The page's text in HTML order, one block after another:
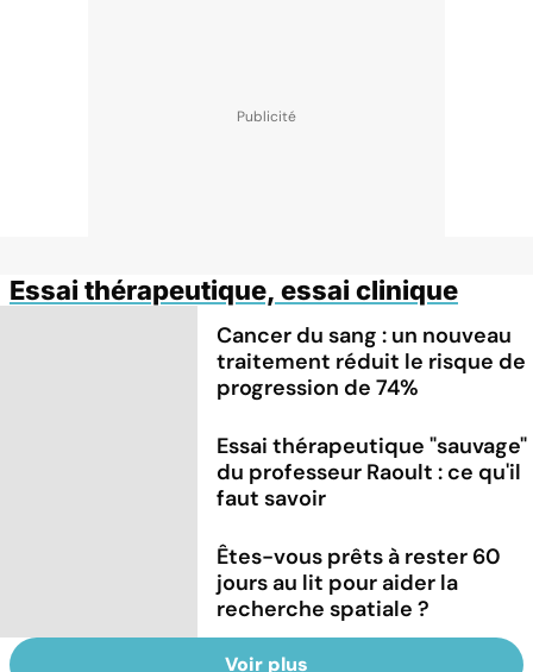
Essai thérapeutique, essai clinique
Cancer du sang : un nouveau
traitement réduit le risque de
progression de 74%
Essai thérapeutique "sauvage"
du professeur Raoult : ce qu'il
faut savoir
Êtes-vous prêts à rester 60
jours au lit pour aider la
recherche spatiale ?
Voir plus